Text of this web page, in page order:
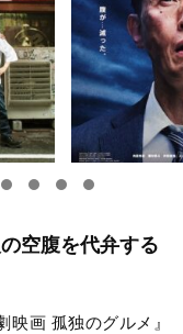
空腹を代弁する
画 孤独のグルメ』